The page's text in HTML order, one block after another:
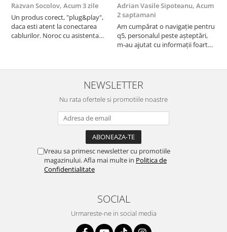
Razvan Socolov, Acum 3 zile
Un produs corect, "plug&play",
daca esti atent la conectarea
cablurilor. Noroc cu asistenta
atras atentia ca nu era conectat
cablul de video de la camera
Adrian Vasile Sipoteanu, Acum
2 saptamani
Am cumpărat o navigație pentru
q5, personalul peste așteptări,
m-au ajutat cu informații foarte
serviabili, livrare rapidă, suport
tehnic, totul impecabil, o să revin
la ei și pentru vi...
NEWSLETTER
Nu rata ofertele si promotiile noastre
Vreau sa primesc newsletter cu promotiile
magazinului. Afla mai multe in Politica de
Confidentialitate
SOCIAL
Urmareste-ne in social media